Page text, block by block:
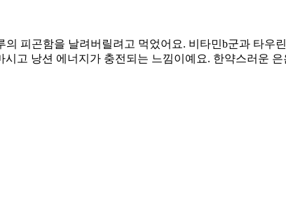
의 피곤함을 날려버릴려고 먹었어요. 비타민b군과 타
시고 낭션 에너지가 충전되는 느낌이예요. 한약스러운